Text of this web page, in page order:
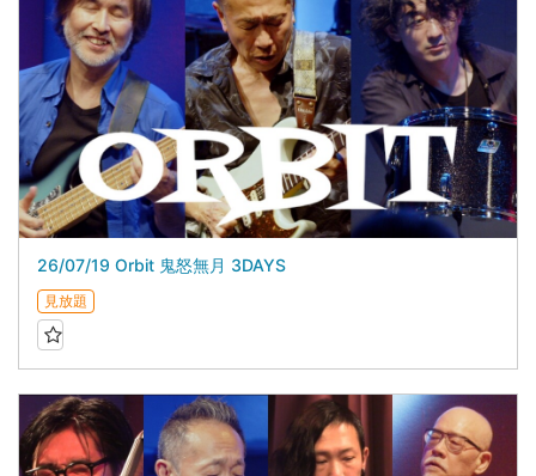
26/07/19 Orbit 鬼怒無月 3DAYS
見放題